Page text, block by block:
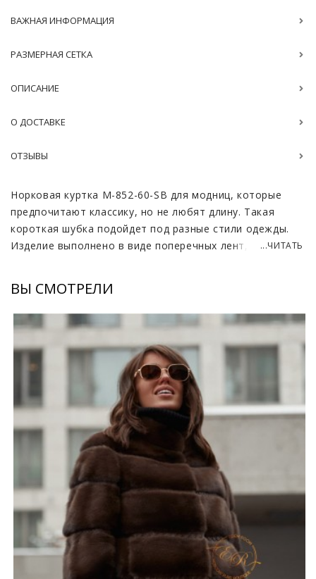
ВАЖНАЯ ИНФОРМАЦИЯ
РАЗМЕРНАЯ СЕТКА
ОПИСАНИЕ
О ДОСТАВКЕ
ОТЗЫВЫ
Норковая куртка M-852-60-SB для модниц, которые
предпочитают классику, но не любят длину. Такая
короткая шубка подойдет под разные стили одежды.
Изделие выполнено в виде поперечных лент, с
норки будет всегда модной и интересной.
Норковая шуба свободного кроя, с прямыми рукавами
стойка, модель на удобных пуговицах. Мех модели –
натуральная, мягкая норка. Размер – 42-52. Цвет –
пастель, чёрный, соболь. Длина – чуть ниже пояса –
60-65 см. Норковая шуба будет вас радовать каждую
зиму и всегда будет модной. А качество пошива и
легкость меха вы оцените сразу после приобретения
*описание несет информационный характер, состав и
правила ухода могут быть изменены производителем
...ЧИТАТЬ
ВЫ СМОТРЕЛИ